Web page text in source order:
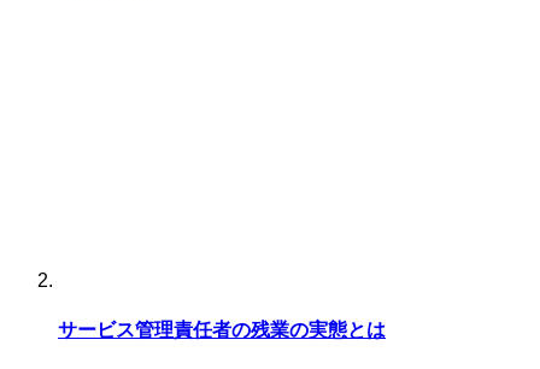
サービス管理責任者の残業の実態とは